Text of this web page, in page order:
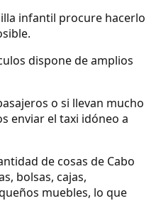
infantil procure hacerlo
dispone de amplios
o si llevan mucho
enviar el taxi idóneo a
de cosas de Cabo
bolsas, cajas,
muebles, lo que